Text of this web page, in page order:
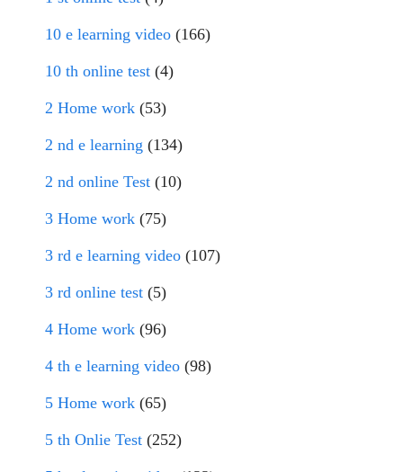
10 e learning video (166)
10 th online test (4)
2 Home work (53)
2 nd e learning (134)
2 nd online Test (10)
3 Home work (75)
3 rd e learning video (107)
3 rd online test (5)
4 Home work (96)
4 th e learning video (98)
5 Home work (65)
5 th Onlie Test (252)